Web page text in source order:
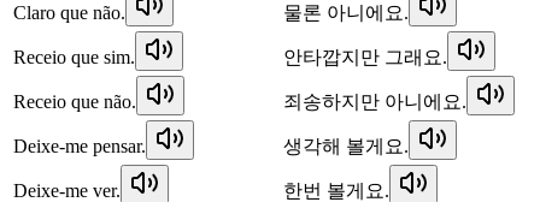
Claro que não. 물론 아니에요.
Receio que sim. 안타깝지만 그래요.
Receio que não. 죄송하지만 아니에요.
Deixe-me pensar. 생각해 볼게요.
Deixe-me ver. 한번 볼게요.